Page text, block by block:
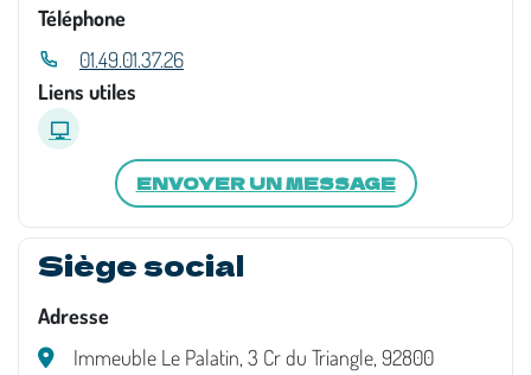
Téléphone
01.49.01.37.26
Liens utiles
ENVOYER UN MESSAGE
Siège social
Adresse
Immeuble Le Palatin, 3 Cr du Triangle, 92800